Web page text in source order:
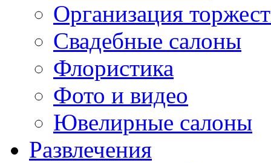
Организация
Свадебные салоны
Флористика
Фото и видео
Ювелирные салоны
Развлечения